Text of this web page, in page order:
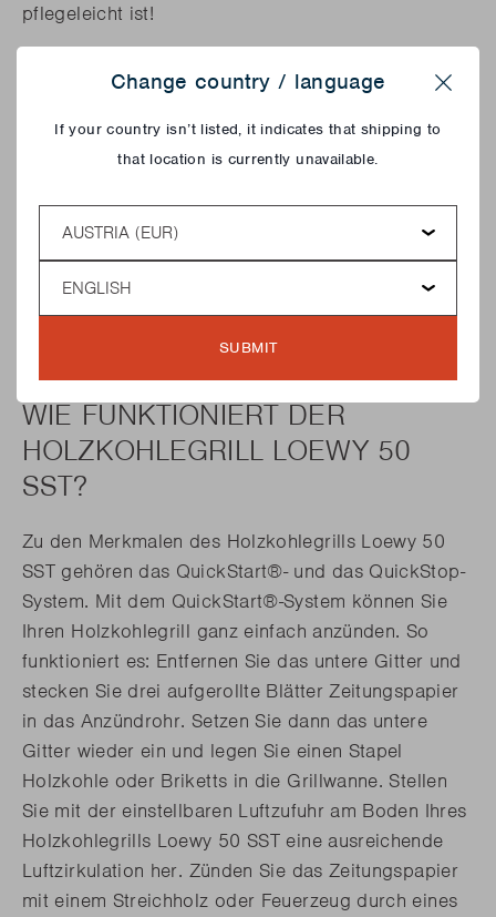
pflegeleicht ist!
WIE FUNKTIONIERT DER
HOLZKOHLEGRILL LOEWY 50
SST?
Zu den Merkmalen des Holzkohlegrills Loewy 50
SST gehören das QuickStart®- und das QuickStop-
System. Mit dem QuickStart®-System können Sie
Ihren Holzkohlegrill ganz einfach anzünden. So
funktioniert es: Entfernen Sie das untere Gitter und
stecken Sie drei aufgerollte Blätter Zeitungspapier
in das Anzündrohr. Setzen Sie dann das untere
Gitter wieder ein und legen Sie einen Stapel
Holzkohle oder Briketts in die Grillwanne. Stellen
Sie mit der einstellbaren Luftzufuhr am Boden Ihres
Holzkohlegrills Loewy 50 SST eine ausreichende
Luftzirkulation her. Zünden Sie das Zeitungspapier
mit einem Streichholz oder Feuerzeug durch eines
Change country / language
If your country isn’t listed, it indicates that shipping to
that location is currently unavailable.
Country
Language
SUBMIT